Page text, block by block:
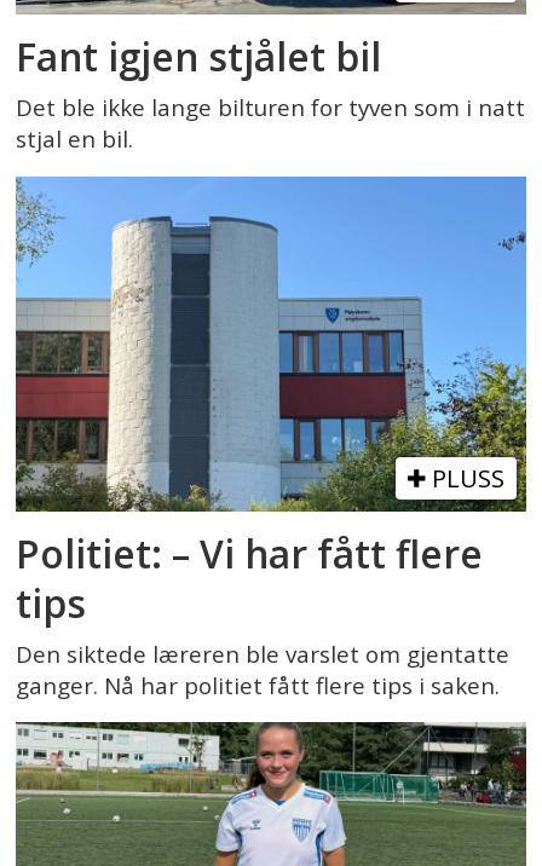
Fant igjen stjålet bil
Det ble ikke lange bilturen for tyven som i natt
stjal en bil.
PLUSS
Politiet: – Vi har fått flere
tips
Den siktede læreren ble varslet om gjentatte
ganger. Nå har politiet fått flere tips i saken.